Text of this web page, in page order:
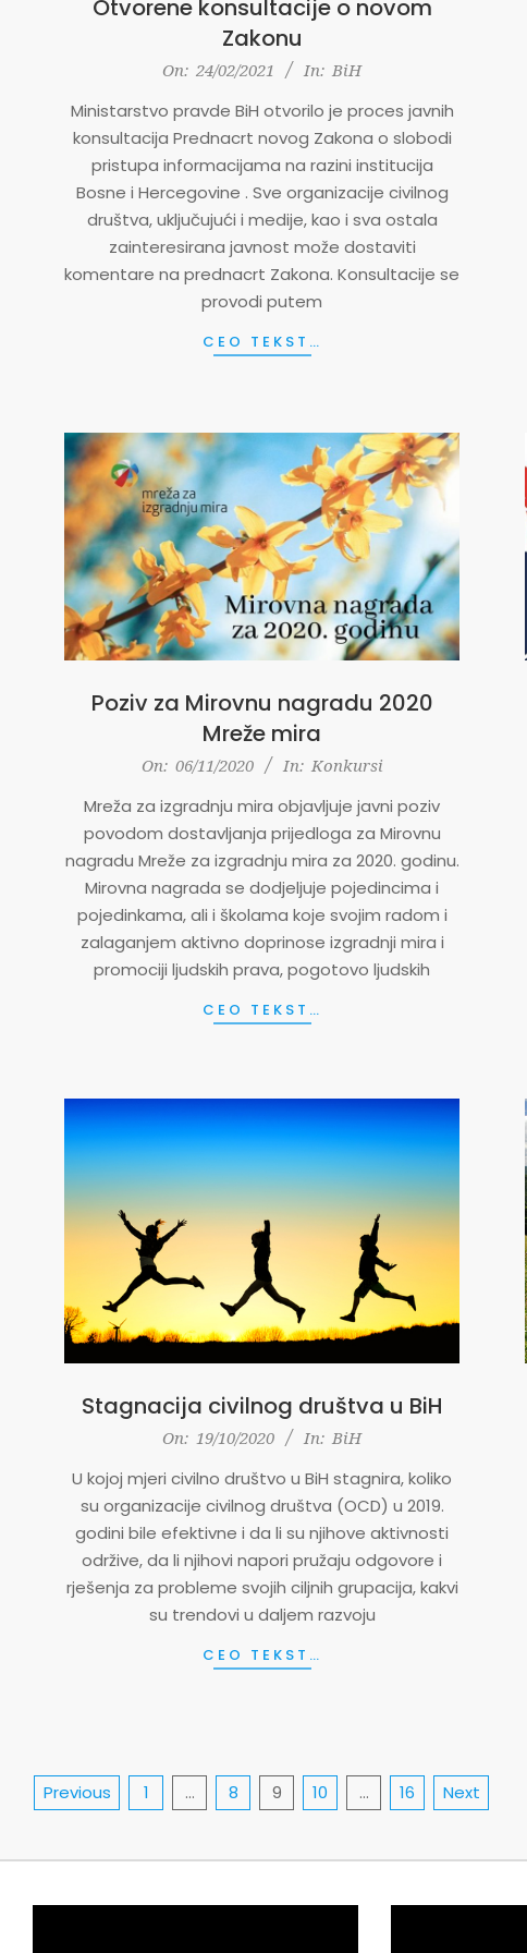
Otvorene konsultacije o novom
Zakonu
24
On: 24/02/2021 In: BiH
Ministarstvo pravde BiH otvorilo je proces javnih
konsultacija Prednacrt novog Zakona o slobodi
pristupa informacijama na razini institucija
Bosne i Hercegovine . Sve organizacije civilnog
društva, uključujući i medije, kao i sva ostala
zainteresirana javnost može dostaviti
komentare na prednacrt Zakona. Konsultacije se
provodi putem
CEO TEKST…
Poziv za Mirovnu nagradu 2020
Mreže mira
On: 06/11/2020 In: Konkursi
Mreža za izgradnju mira objavljuje javni poziv
povodom dostavljanja prijedloga za Mirovnu
nagradu Mreže za izgradnju mira za 2020. godinu.
Mirovna nagrada se dodjeljuje pojedincima i
pojedinkama, ali i školama koje svojim radom i
zalaganjem aktivno doprinose izgradnji mira i
promociji ljudskih prava, pogotovo ljudskih
CEO TEKST…
Stagnacija civilnog društva u BiH
19
On: 19/10/2020 In: BiH
U kojoj mjeri civilno društvo u BiH stagnira, koliko
su organizacije civilnog društva (OCD) u 2019.
godini bile efektivne i da li su njihove aktivnosti
održive, da li njihovi napori pružaju odgovore i
rješenja za probleme svojih ciljnih grupacija, kakvi
su trendovi u daljem razvoju
CEO TEKST…
Posts
Previous 1 … 8 9 10 … 16 Next